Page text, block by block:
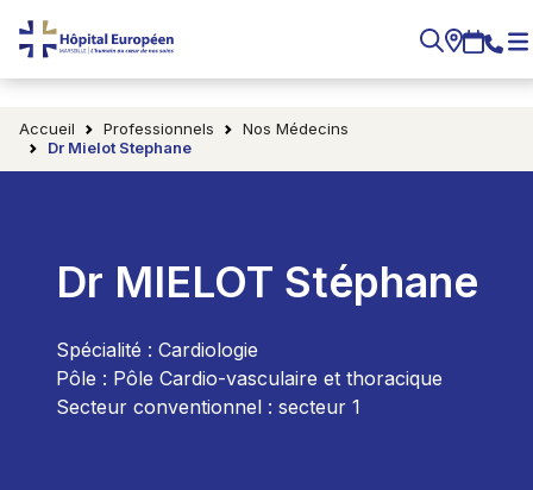
Accueil Professionnels
Nos Médecins
Dr Mielot Stephane
Dr MIELOT Stéphane
Spécialité : Cardiologie
Pôle : Pôle Cardio-vasculaire et thoracique
Secteur conventionnel : secteur 1